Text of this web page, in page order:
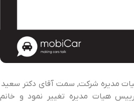
مدیره شرکت, سمت آقای دکتر سعید
هیات مدیره تغییر نمود و خانم